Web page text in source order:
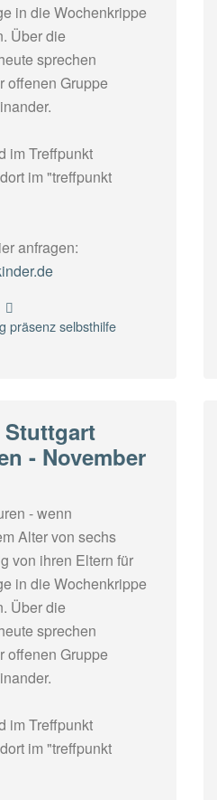
in die Wochenkrippe
Über die
sprechen
offenen Gruppe
im Treffpunkt
im "treffpunkt
anfragen:
präsenzselbsthilfe
Stuttgart
- November
- wenn
Alter von sechs
von ihren Eltern für
in die Wochenkrippe
Über die
sprechen
offenen Gruppe
im Treffpunkt
im "treffpunkt